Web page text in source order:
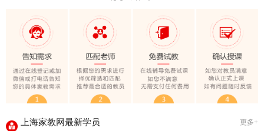
上海家教网家教试课规则 2020-1-18
上海家教网免责声明 2016-11-15
教员首次给家长打电话注意事项 2016-11-15
上海家教网教员首次上门试教注意事项 2016-11-15
上海家教网注册协议 2016-11-15
上海家教网最新学员 更多+